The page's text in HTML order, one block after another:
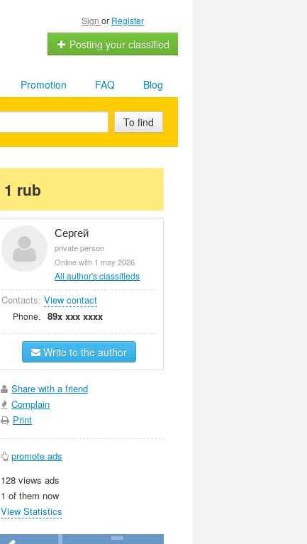
Sign or Register
Posting your classified
Blog
FAQ
Promotion
To find
1 rub
Сергей
private person
Online with 1 may 2026
All author's classifieds
Contacts: View contact
Phone. 89x xxx xxxx
Write to the author
Share with a friend
Complain
Print
promote ads
128 views ads
1 of them now
View Statistics